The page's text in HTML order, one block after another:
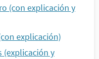
(con explicación y
explicación)
(explicación y